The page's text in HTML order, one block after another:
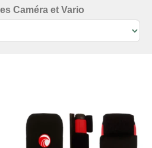
Caméra et Vario